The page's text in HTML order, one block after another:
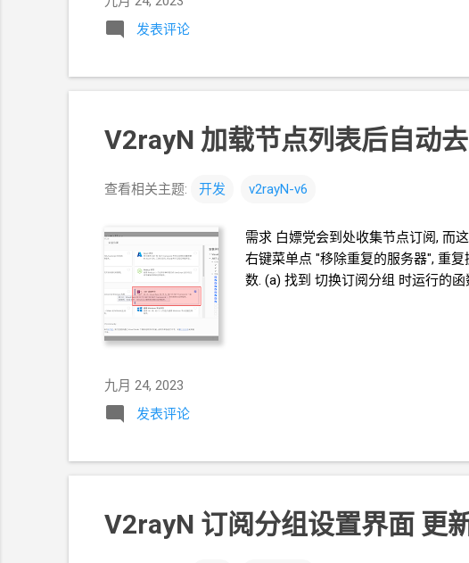
发表评论
V2rayN 加载节点列表后自动
查看相关主题: 开发 v2rayN-v6
需求 白嫖党会到处收集节点订阅, 而
右键菜单点 "移除重复的服务器", 重
数. (a) 找到 切换订阅分组 时运行的
九月 24, 2023
发表评论
V2rayN 订阅分组设置界面 更